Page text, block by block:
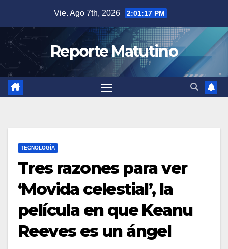
contenido
Vie. Ago 7th, 2026 2:01:18 PM
Reporte Matutino
TECNOLOGÍA
Tres razones para ver
‘Movida celestial’, la
película en que Keanu
Reeves es un ángel